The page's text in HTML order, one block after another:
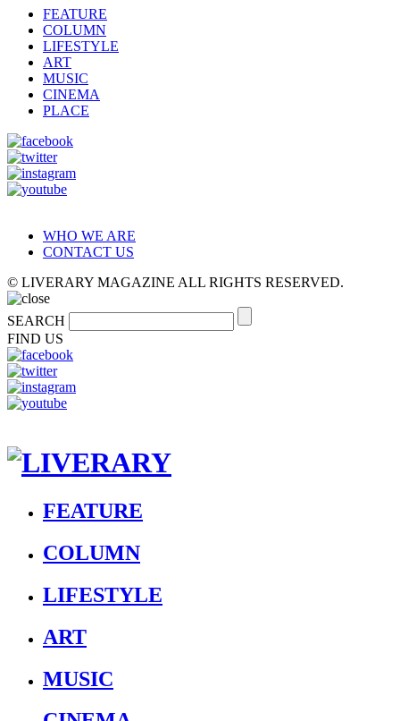
FEATURE
COLUMN
LIFESTYLE
ART
MUSIC
CINEMA
PLACE
WHO WE ARE
CONTACT US
© LIVERARY MAGAZINE ALL RIGHTS RESERVED.
SEARCH
FIND US
FEATURE
COLUMN
LIFESTYLE
ART
MUSIC